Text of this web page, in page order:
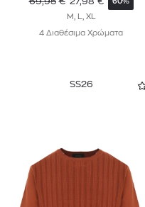
M, L, XL
4 Διαθέσιμα Χρώματα
SS26